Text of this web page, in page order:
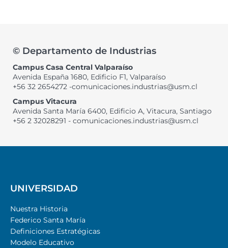
© Departamento de Industrias
Campus Casa Central Valparaíso
Avenida España 1680, Edificio F1, Valparaíso
+56 32 2654272 -comunicaciones.industrias@usm.cl
Campus Vitacura
Avenida Santa María 6400, Edificio A, Vitacura, Santiago
+56 2 32028291 - comunicaciones.industrias@usm.cl
UNIVERSIDAD
Nuestra Historia
Federico Santa María
Definiciones Estratégicas
Modelo Educativo